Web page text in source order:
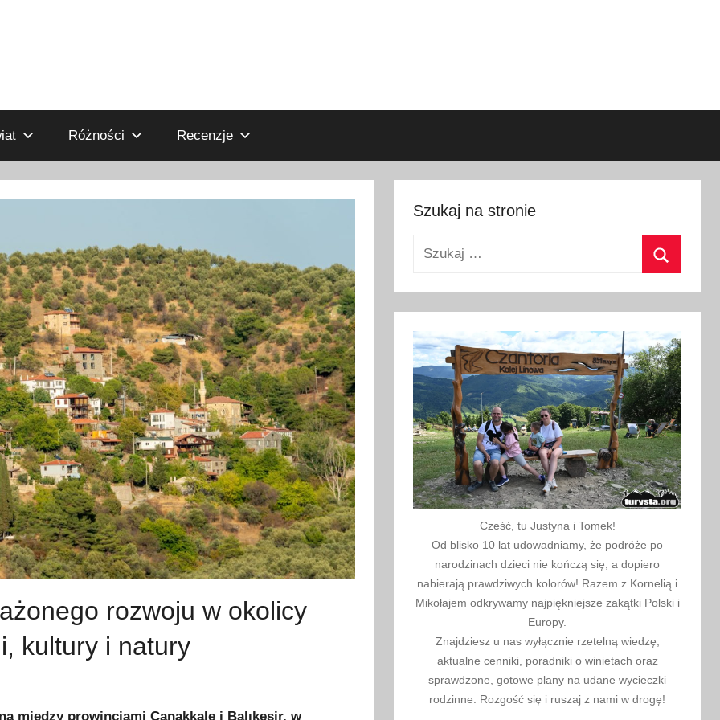
Różności Recenzje
rozwoju w okolicy
kultury i natury
między prowincjami Çanakkale i Balıkesir, w
Szukaj na stronie
Szukaj:
Cześć, tu Justyna i Tomek!
Od blisko 10 lat udowadniamy, że podróże po
narodzinach dzieci nie kończą się, a dopiero
nabierają prawdziwych kolorów! Razem z Kornelią i
Mikołajem odkrywamy najpiękniejsze zakątki Polski i
Europy.
Znajdziesz u nas wyłącznie rzetelną wiedzę,
aktualne cenniki, poradniki o winietach oraz
sprawdzone, gotowe plany na udane wycieczki
rodzinne. Rozgość się i ruszaj z nami w drogę!